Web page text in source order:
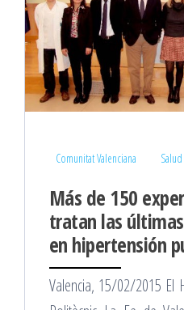
Comunitat Valenciana
Más de 150
tratan las
en hipertensión
Valencia, 15/02/2015 El